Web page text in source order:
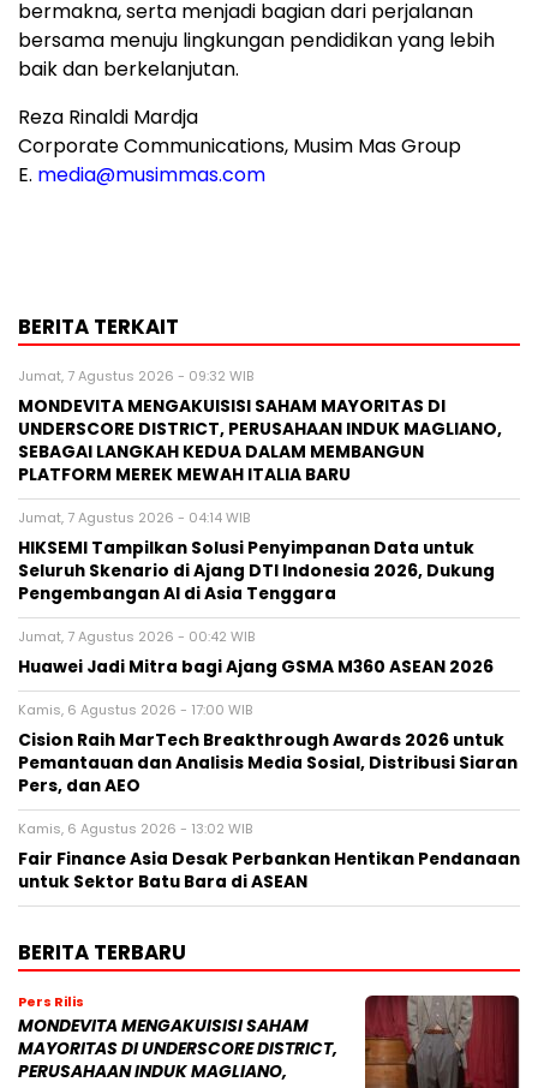
bermakna, serta menjadi bagian dari perjalanan
bersama menuju lingkungan pendidikan yang lebih
baik dan berkelanjutan.
Reza Rinaldi Mardja
Corporate Communications, Musim Mas Group
E. media@musimmas.com
BERITA TERKAIT
Jumat, 7 Agustus 2026 - 09:32 WIB
MONDEVITA MENGAKUISISI SAHAM MAYORITAS DI
UNDERSCORE DISTRICT, PERUSAHAAN INDUK MAGLIANO,
SEBAGAI LANGKAH KEDUA DALAM MEMBANGUN
PLATFORM MEREK MEWAH ITALIA BARU
Jumat, 7 Agustus 2026 - 04:14 WIB
HIKSEMI Tampilkan Solusi Penyimpanan Data untuk
Seluruh Skenario di Ajang DTI Indonesia 2026, Dukung
Pengembangan AI di Asia Tenggara
Jumat, 7 Agustus 2026 - 00:42 WIB
Huawei Jadi Mitra bagi Ajang GSMA M360 ASEAN 2026
Kamis, 6 Agustus 2026 - 17:00 WIB
Cision Raih MarTech Breakthrough Awards 2026 untuk
Pemantauan dan Analisis Media Sosial, Distribusi Siaran
Pers, dan AEO
Kamis, 6 Agustus 2026 - 13:02 WIB
Fair Finance Asia Desak Perbankan Hentikan Pendanaan
untuk Sektor Batu Bara di ASEAN
BERITA TERBARU
Pers Rilis
MONDEVITA MENGAKUISISI SAHAM
MAYORITAS DI UNDERSCORE DISTRICT,
PERUSAHAAN INDUK MAGLIANO,